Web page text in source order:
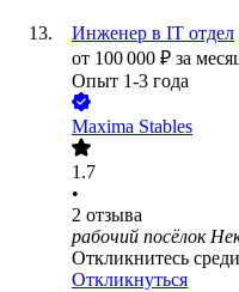
Инженер в IT отдел
от 100 000 ₽ за
Опыт 1-3 года
Maxima Stables
1.7
•
2 отзыва
рабочий посёлок
Откликнитесь
Откликнуться